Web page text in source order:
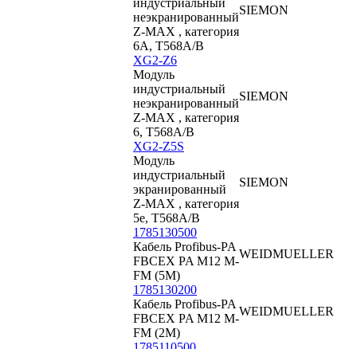
неэкранированный
Z-MAX , категория
6A, T568A/B
SIEMON
XG2-Z6
Модуль
индустриальный
неэкранированный
Z-MAX , категория
6, T568A/B
SIEMON
XG2-Z5S
Модуль
индустриальный
экранированный
Z-MAX , категория
5e, T568A/B
SIEMON
1785130500
Кабель Profibus-PA
FBCEX PA M12 M-
FM (5M)
WEIDMUELLER
1785130200
Кабель Profibus-PA
FBCEX PA M12 M-
FM (2M)
WEIDMUELLER